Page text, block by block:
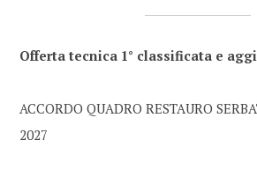
Offerta tecnica 1° classificata e
ACCORDO QUADRO RESTAURO
2027